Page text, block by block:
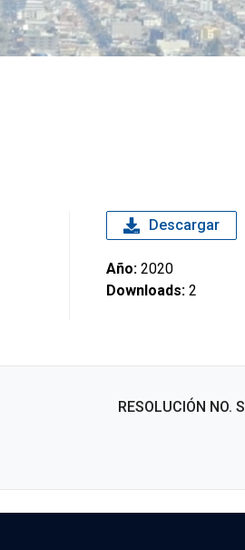
Descargar
Año:2020
Downloads: 2
RESOLUCIÓN NO.